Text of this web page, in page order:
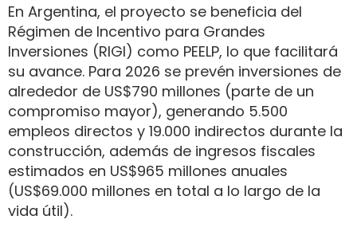
En Argentina, el proyecto se beneficia del
Régimen de Incentivo para Grandes
Inversiones (RIGI) como PEELP, lo que facilitará
su avance. Para 2026 se prevén inversiones de
alrededor de US$790 millones (parte de un
compromiso mayor), generando 5.500
empleos directos y 19.000 indirectos durante la
construcción, además de ingresos fiscales
estimados en US$965 millones anuales
(US$69.000 millones en total a lo largo de la
vida útil).